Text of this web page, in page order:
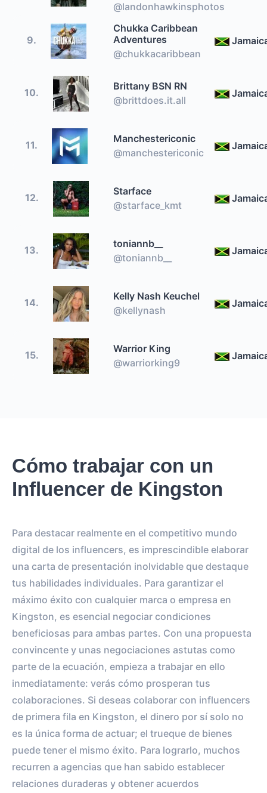
@landonhawkinsphotos
9.
Chukka Caribbean
Adventures
@chukkacaribbean
10.
Brittany BSN RN
@brittdoes.it.all
11.
Manchestericonic
@manchestericonic
12.
Starface
@starface_kmt
13.
toniannb__
@toniannb__
14.
Kelly Nash Keuchel
@kellynash
15.
Warrior King
@warriorking9
Cómo trabajar con un
Influencer de Kingston
Para destacar realmente en el competitivo mundo
digital de los influencers, es imprescindible elaborar
una carta de presentación inolvidable que destaque
tus habilidades individuales. Para garantizar el
máximo éxito con cualquier marca o empresa en
Kingston, es esencial negociar condiciones
beneficiosas para ambas partes. Con una propuesta
convincente y unas negociaciones astutas como
parte de la ecuación, empieza a trabajar en ello
inmediatamente: verás cómo prosperan tus
colaboraciones. Si deseas colaborar con influencers
de primera fila en Kingston, el dinero por sí solo no
es la única forma de actuar; el trueque de bienes
puede tener el mismo éxito. Para lograrlo, muchos
recurren a agencias que han sabido establecer
relaciones duraderas y obtener acuerdos